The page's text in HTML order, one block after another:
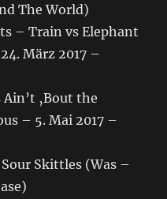
The World)
– Train vs Elephant
März 2017 –
‚Bout the
– 5. Mai 2017 –
Skittles (Was –